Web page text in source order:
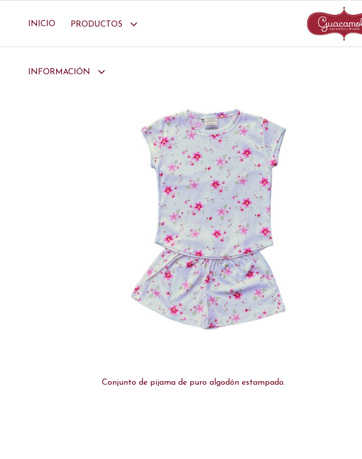
INICIO PRODUCTOS
INFORMACIÓN
Conjunto de pijama de puro algodón estampado.